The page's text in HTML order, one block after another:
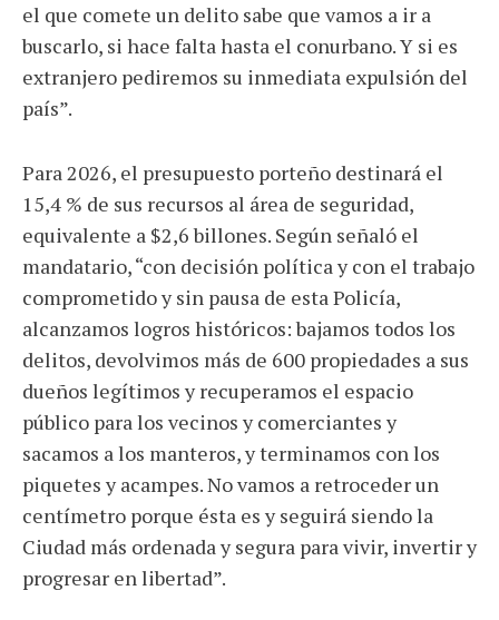
el que comete un delito sabe que vamos a ir a
buscarlo, si hace falta hasta el conurbano. Y si es
extranjero pediremos su inmediata expulsión del
país”.
Para 2026, el presupuesto porteño destinará el
15,4 % de sus recursos al área de seguridad,
equivalente a $2,6 billones. Según señaló el
mandatario, “con decisión política y con el trabajo
comprometido y sin pausa de esta Policía,
alcanzamos logros históricos: bajamos todos los
delitos, devolvimos más de 600 propiedades a sus
dueños legítimos y recuperamos el espacio
público para los vecinos y comerciantes y
sacamos a los manteros, y terminamos con los
piquetes y acampes. No vamos a retroceder un
centímetro porque ésta es y seguirá siendo la
Ciudad más ordenada y segura para vivir, invertir y
progresar en libertad”.